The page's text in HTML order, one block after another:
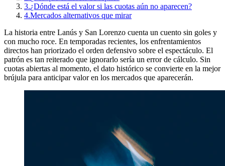
3.¿Dónde está el valor si las cuotas aún no aparecen?
4.Mercados alternativos que mirar
La historia entre Lanús y San Lorenzo cuenta un cuento sin goles y
con mucho roce. En temporadas recientes, los enfrentamientos
directos han priorizado el orden defensivo sobre el espectáculo. El
patrón es tan reiterado que ignorarlo sería un error de cálculo. Sin
cuotas abiertas al momento, el dato histórico se convierte en la mejor
brújula para anticipar valor en los mercados que aparecerán.